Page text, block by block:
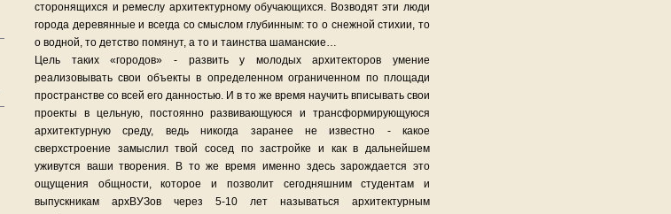
сторонящихся и ремеслу архитектурному обучающихся. Возводят эти люди
города деревянные и всегда со смыслом глубинным: то о снежной стихии, то
о водной, то детство помянут, а то и таинства шаманские…
Цель таких «городов» - развить у молодых архитекторов умение
реализовывать свои объекты в определенном ограниченном по площади
пространстве со всей его данностью. И в то же время научить вписывать свои
проекты в цельную, постоянно развивающуюся и трансформирующуюся
архитектурную среду, ведь никогда заранее не известно - какое
сверхстроение замыслил твой сосед по застройке и как в дальнейшем
уживутся ваши творения. В то же время именно здесь зарождается это
ощущения общности, которое и позволит сегодняшним студентам и
выпускникам архВУЗов через 5-10 лет называться архитектурным